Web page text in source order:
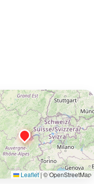
Leaflet |© OpenStreetMap